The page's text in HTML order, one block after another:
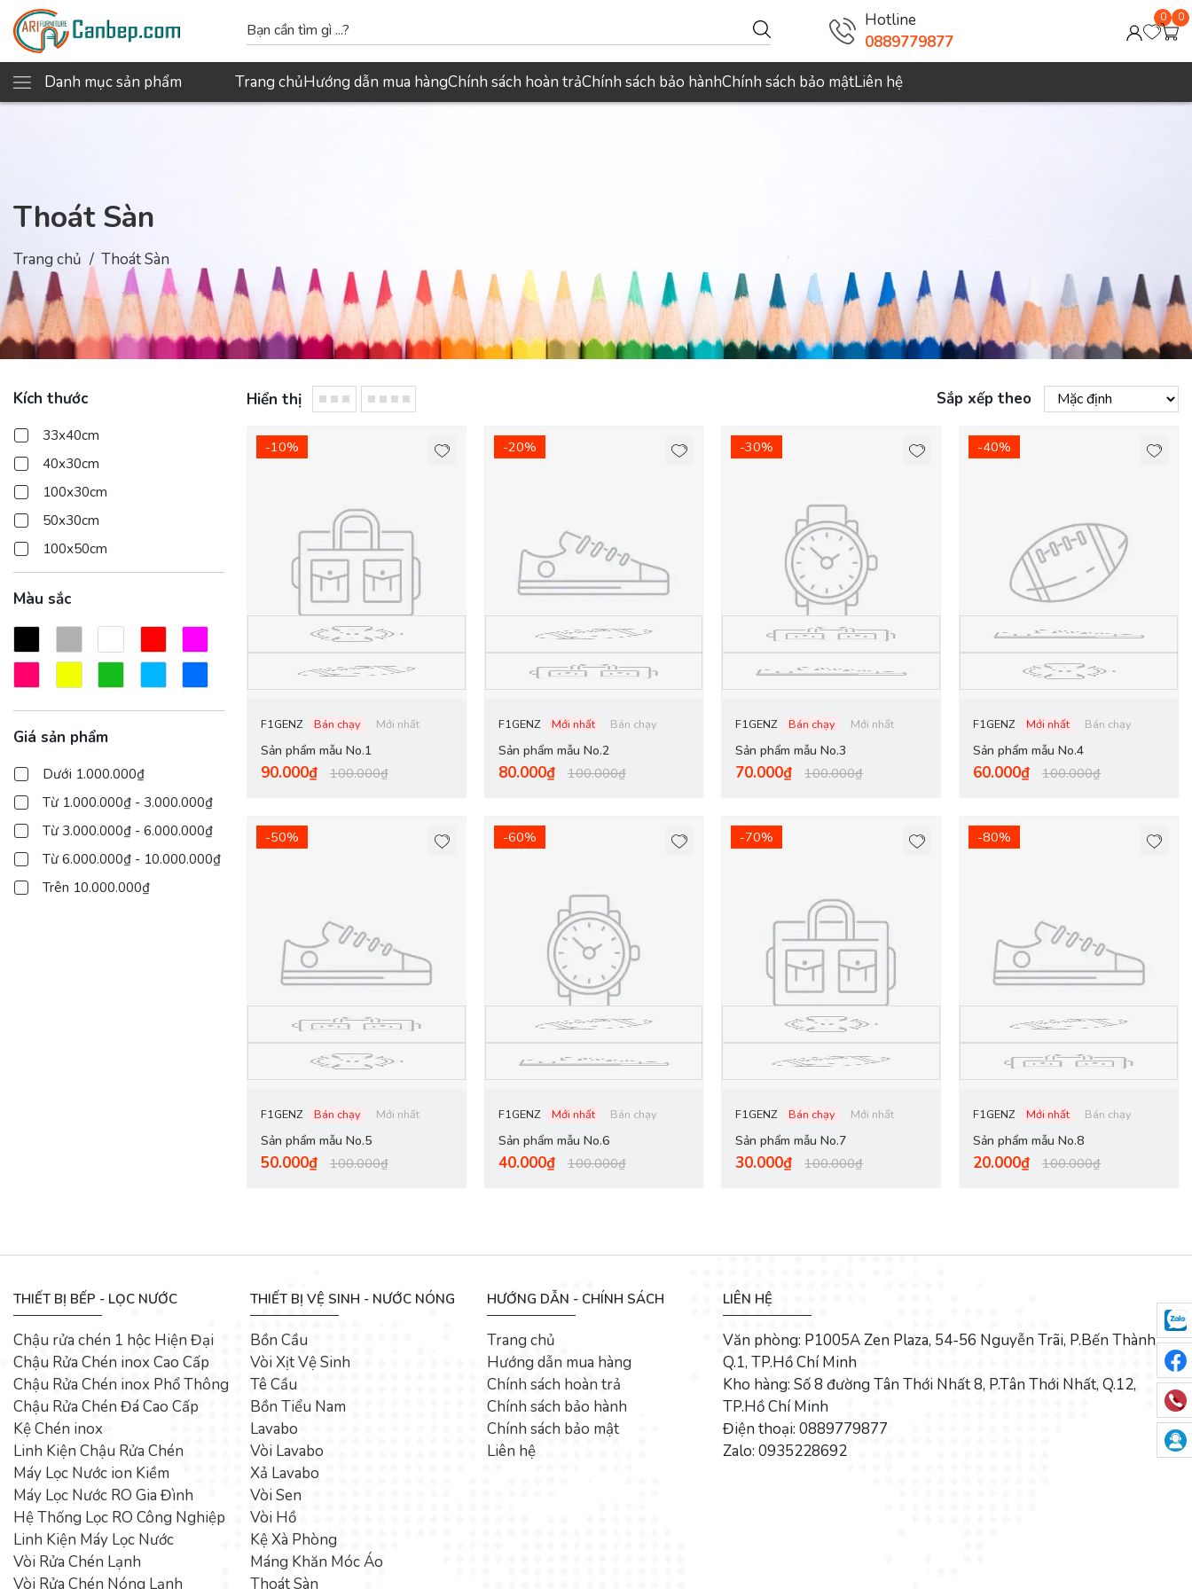
Hotline
0889779877
0 0
Danh mục sản phẩm Trang chủHướng dẫn mua hàngChính sách hoàn trảChính sách bảo hànhChính sách bảo mậtLiên hệ
Thoát Sàn
Trang chủ Thoát Sàn
Kích thước
33x40cm
40x30cm
100x30cm
50x30cm
100x50cm
Màu sắc
Giá sản phẩm
Dưới 1.000.000₫
Từ 1.000.000₫ - 3.000.000₫
Từ 3.000.000₫ - 6.000.000₫
Từ 6.000.000₫ - 10.000.000₫
Trên 10.000.000₫
Hiển thị Sắp xếp theo
-10%
F1GENZ Bán chạy Mới nhất
Sản phẩm mẫu No.1
90.000₫ 100.000₫
-20%
F1GENZ Mới nhất Bán chạy
Sản phẩm mẫu No.2
80.000₫ 100.000₫
-30%
F1GENZ Bán chạy Mới nhất
Sản phẩm mẫu No.3
70.000₫ 100.000₫
-40%
F1GENZ Mới nhất Bán chạy
Sản phẩm mẫu No.4
60.000₫ 100.000₫
-50%
F1GENZ Bán chạy Mới nhất
Sản phẩm mẫu No.5
50.000₫ 100.000₫
-60%
F1GENZ Mới nhất Bán chạy
Sản phẩm mẫu No.6
40.000₫ 100.000₫
-70%
F1GENZ Bán chạy Mới nhất
Sản phẩm mẫu No.7
30.000₫ 100.000₫
-80%
F1GENZ Mới nhất Bán chạy
Sản phẩm mẫu No.8
20.000₫ 100.000₫
THIẾT BỊ BẾP - LỌC NƯỚC
Chậu rửa chén 1 hộc Hiện Đại
Chậu Rửa Chén inox Cao Cấp
Chậu Rửa Chén inox Phổ Thông
Chậu Rửa Chén Đá Cao Cấp
Kệ Chén inox
Linh Kiện Chậu Rửa Chén
Máy Lọc Nước ion Kiềm
Máy Lọc Nước RO Gia Đình
Hệ Thống Lọc RO Công Nghiệp
Linh Kiện Máy Lọc Nước
Vòi Rửa Chén Lạnh
Vòi Rửa Chén Nóng Lạnh
THIẾT BỊ VỆ SINH - NƯỚC NÓNG
Bồn Cầu
Vòi Xịt Vệ Sinh
Tê Cầu
Bồn Tiểu Nam
Lavabo
Vòi Lavabo
Xả Lavabo
Vòi Sen
Vòi Hồ
Kệ Xà Phòng
Máng Khăn Móc Áo
Thoát Sàn
HƯỚNG DẪN - CHÍNH SÁCH
Trang chủ
Hướng dẫn mua hàng
Chính sách hoàn trả
Chính sách bảo hành
Chính sách bảo mật
Liên hệ
LIÊN HỆ
Văn phòng: P1005A Zen Plaza, 54-56 Nguyễn Trãi, P.Bến Thành,
Q.1, TP.Hồ Chí Minh
Kho hàng: Số 8 đường Tân Thới Nhất 8, P.Tân Thới Nhất, Q.12,
TP.Hồ Chí Minh
Điện thoại: 0889779877
Zalo: 0935228692